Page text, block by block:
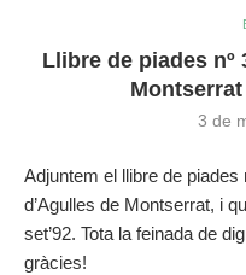
Llibre de piades nº
Montserrat
3 de
Adjuntem el llibre de piades
d’Agulles de Montserrat, i
set’92. Tota la feinada de
gràcies!